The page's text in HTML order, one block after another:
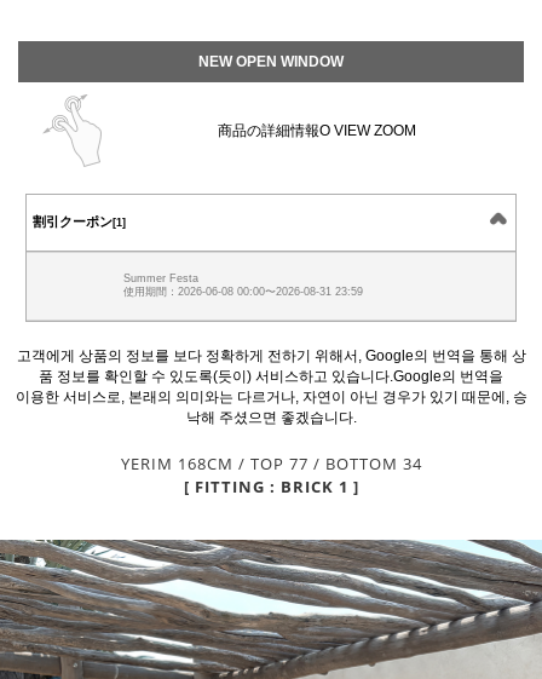
NEW OPEN WINDOW
商品の詳細情報O VIEW ZOOM
割引クーポン[1]
Summer Festa
使用期間：2026-06-08 00:00〜2026-08-31 23:59
고객에게 상품의 정보를 보다 정확하게 전하기 위해서, Google의 번역을 통해 상
품 정보를 확인할 수 있도록(듯이) 서비스하고 있습니다.Google의 번역을
이용한 서비스로, 본래의 의미와는 다르거나, 자연이 아닌 경우가 있기 때문에, 승
낙해 주셨으면 좋겠습니다.
YERIM 168CM / TOP 77 / BOTTOM 34
[ FITTING : BRICK 1 ]